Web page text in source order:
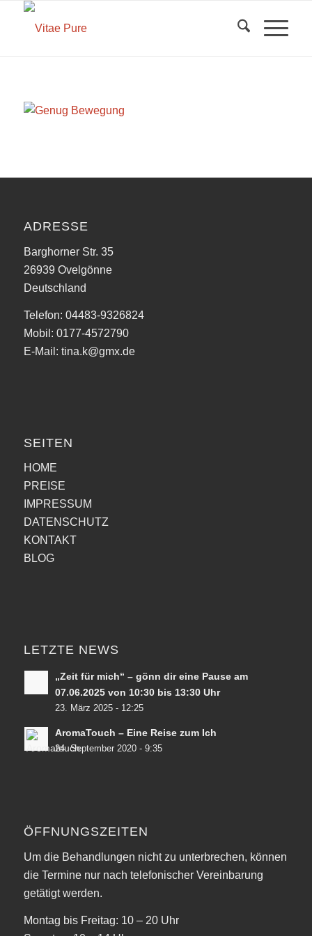
ADRESSE
Barghorner Str. 35
26939 Ovelgönne
Deutschland
Telefon: 04483-9326824
Mobil: 0177-4572790
E-Mail: tina.k@gmx.de
SEITEN
HOME
PREISE
IMPRESSUM
DATENSCHUTZ
KONTAKT
BLOG
LETZTE NEWS
„Zeit für mich“ – gönn dir eine Pause am
07.06.2025 von 10:30 bis 13:30 Uhr
23. März 2025 - 12:25
AromaTouch – Eine Reise zum Ich
24. September 2020 - 9:35
ÖFFNUNGSZEITEN
Um die Behandlungen nicht zu unterbrechen, können
die Termine nur nach telefonischer Vereinbarung
getätigt werden.
Montag bis Freitag: 10 – 20 Uhr